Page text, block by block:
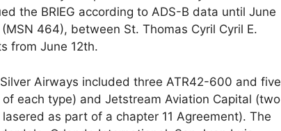
the BRIEG according to ADS-B data until June
464), between St. Thomas Cyril Cyril E.
from June 12th.
Airways included three ATR42-600 and five
each type) and Jetstream Aviation Capital (two
as part of a chapter 11 Agreement). The